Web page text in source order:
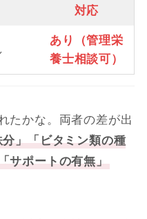
対応
あり（管理栄
養士相談可）
たかな。両者の差が出
」「ビタミン類の種
サポートの有無」